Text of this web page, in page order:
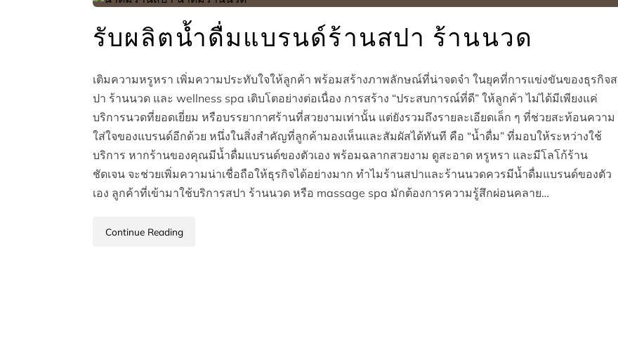
รับผลิตน้ำดื่มแบรนด์ร้านสปา ร้านนวด
เติมความหรูหรา เพิ่มความประทับใจให้ลูกค้า พร้อมสร้างภาพลักษณ์ที่น่าจดจำ ในยุคที่การแข่งขันของธุรกิจส
ปา ร้านนวด และ wellness spa เติบโตอย่างต่อเนื่อง การสร้าง “ประสบการณ์ที่ดี” ให้ลูกค้า ไม่ได้มีเพียงแค่
บริการนวดที่ยอดเยี่ยม หรือบรรยากาศร้านที่สวยงามเท่านั้น แต่ยังรวมถึงรายละเอียดเล็ก ๆ ที่ช่วยสะท้อนความ
ใส่ใจของแบรนด์อีกด้วย หนึ่งในสิ่งสำคัญที่ลูกค้ามองเห็นและสัมผัสได้ทันที คือ “น้ำดื่ม” ที่มอบให้ระหว่างใช้
บริการ หากร้านของคุณมีน้ำดื่มแบรนด์ของตัวเอง พร้อมฉลากสวยงาม ดูสะอาด หรูหรา และมีโลโก้ร้าน
ชัดเจน จะช่วยเพิ่มความน่าเชื่อถือให้ธุรกิจได้อย่างมาก ทำไมร้านสปาและร้านนวดควรมีน้ำดื่มแบรนด์ของตัว
เอง ลูกค้าที่เข้ามาใช้บริการสปา ร้านนวด หรือ massage spa มักต้องการความรู้สึกผ่อนคลาย…
Continue Reading